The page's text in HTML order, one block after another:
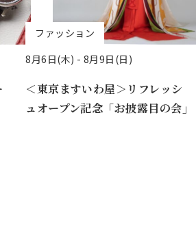
ファッション
8月6日(木) - 8月9日(日)
＜東京ますいわ屋＞リフレッシ
ュオープン記念「お披露目の会」